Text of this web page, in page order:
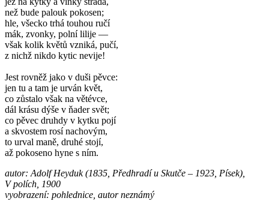
než bude palouk pokosen;
hle, všecko trhá touhou ručí
mák, zvonky, polní lilije —
však kolik květů vzniká, pučí,
z nichž nikdo kytic nevije!
Jest rovněž jako v duši pěvce:
jen tu a tam je urván květ,
co zůstalo však na větévce,
dál krásu dýše v ňader svět;
co pěvec druhdy v kytku pojí
a skvostem rosí nachovým,
to urval maně, druhé stojí,
až pokoseno hyne s ním.
autor: Adolf Heyduk (1835, Předhradí u Skutče – 1923, Písek),
V polích, 1900
vyobrazení: pohlednice, autor neznámý